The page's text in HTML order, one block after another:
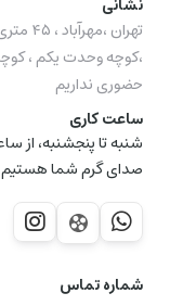
نشانی
حضوری نداریم
ساعت کاری
صدای گرم شما هستیم
شماره تماس